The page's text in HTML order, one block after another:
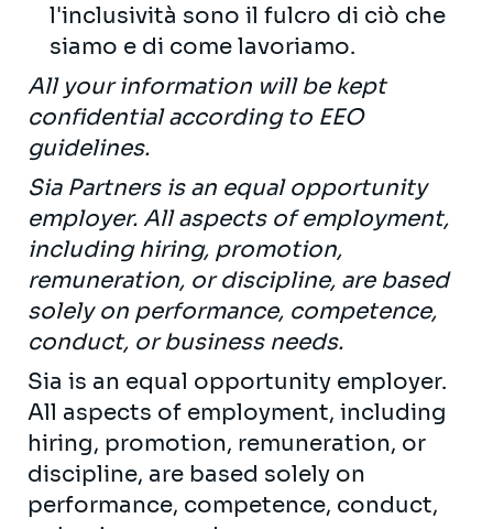
l'inclusività sono il fulcro di ciò che
siamo e di come lavoriamo.
All your information will be kept
confidential according to EEO
guidelines.
Sia Partners is an equal opportunity
employer. All aspects of employment,
including hiring, promotion,
remuneration, or discipline, are based
solely on performance, competence,
conduct, or business needs.
Sia is an equal opportunity employer.
All aspects of employment, including
hiring, promotion, remuneration, or
discipline, are based solely on
performance, competence, conduct,